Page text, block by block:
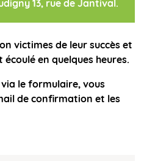
13, rue de Jantival.
victimes de leur succès et
en quelques heures.
le formulaire, vous
de confirmation et les